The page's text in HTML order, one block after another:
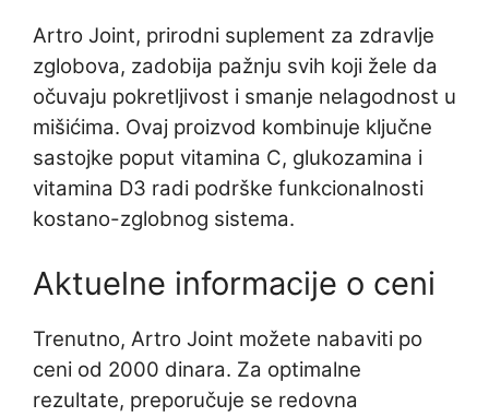
Artro Joint, prirodni suplement za zdravlje
zglobova, zadobija pažnju svih koji žele da
očuvaju pokretljivost i smanje nelagodnost u
mišićima. Ovaj proizvod kombinuje ključne
sastojke poput vitamina C, glukozamina i
vitamina D3 radi podrške funkcionalnosti
kostano-zglobnog sistema.
Aktuelne informacije o ceni
Trenutno, Artro Joint možete nabaviti po
ceni od 2000 dinara. Za optimalne
rezultate, preporučuje se redovna